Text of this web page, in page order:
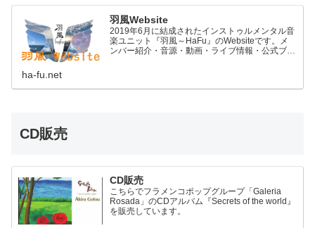
羽風Website
2019年6月に結成されたインストゥルメンタル音
楽ユニット『羽風～HaFu』のWebsiteです。メ
ンバー紹介・音源・動画・ライブ情報・公式ブロ
ha-fu.net
CD販売
CD販売
こちらでフラメンコポップグループ「Galeria
Rosada」のCDアルバム『Secrets of the world』
を販売しています。